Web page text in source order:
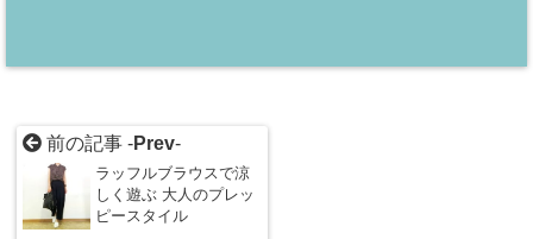
前の記事 -Prev-
ラッフルブラウスで涼
しく遊ぶ 大人のプレッ
ピースタイル